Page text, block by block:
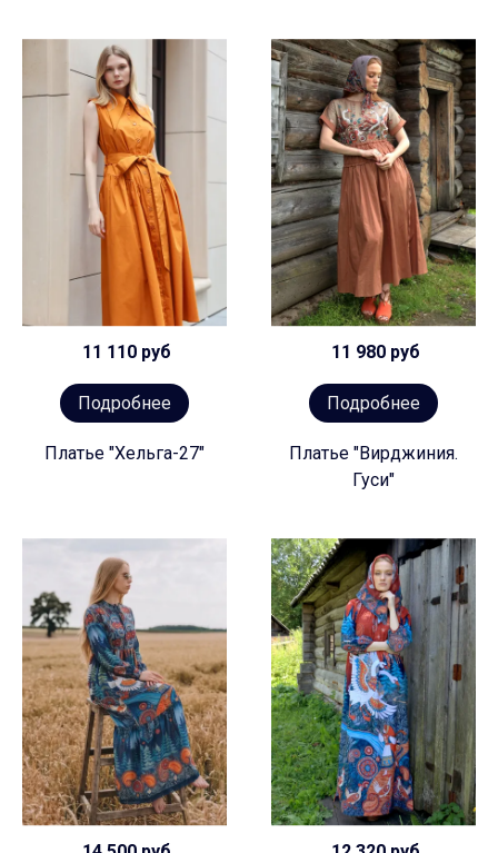
11 110 руб
Подробнее
Платье "Хельга-27"
11 980 руб
Подробнее
Платье "Вирджиния.
Гуси"